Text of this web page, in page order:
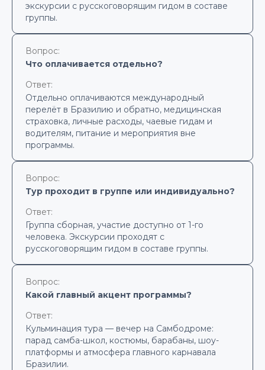
экскурсии с русскоговорящим гидом в составе
группы.
Вопрос:
Что оплачивается отдельно?
Ответ:
Отдельно оплачиваются международный
перелёт в Бразилию и обратно, медицинская
страховка, личные расходы, чаевые гидам и
водителям, питание и мероприятия вне
программы.
Вопрос:
Тур проходит в группе или индивидуально?
Ответ:
Группа сборная, участие доступно от 1-го
человека. Экскурсии проходят с
русскоговорящим гидом в составе группы.
Вопрос:
Какой главный акцент программы?
Ответ:
Кульминация тура — вечер на Самбодроме:
парад самба-школ, костюмы, барабаны, шоу-
платформы и атмосфера главного карнавала
Бразилии.